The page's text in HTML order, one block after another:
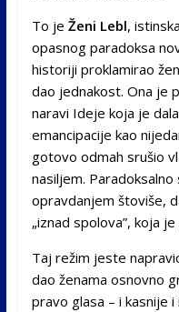
To je Ženi Lebl,
opasnog paradoksa
historiji proklamirao
dao jednakost. Ona je
naravi Ideje koja je
emancipacije kao
gotovo odmah srušio
nasiljem.
opravdanjem štoviše,
„iznad spolova”, koja
Taj režim jeste
dao ženama osnovno
pravo glasa – i kasnije